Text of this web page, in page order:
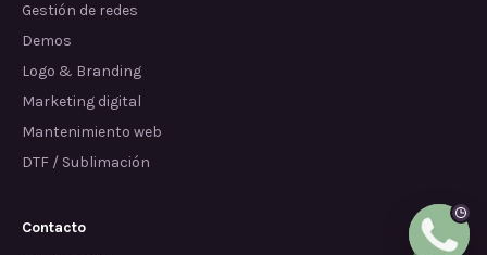
Gestión de redes
Demos
Logo & Branding
Marketing digital
Mantenimiento web
DTF / Sublimación
Contacto